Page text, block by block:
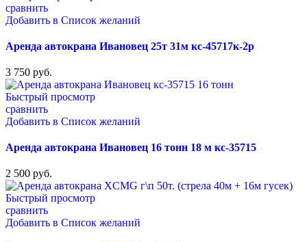
сравнить
Добавить в Список желаний
Аренда автокрана Ивановец 25т 31м кс-45717к-2р
3 750 руб.
Быстрый просмотр
сравнить
Добавить в Список желаний
Аренда автокрана Ивановец 16 тонн 18 м кс-35715
2 500 руб.
Быстрый просмотр
сравнить
Добавить в Список желаний